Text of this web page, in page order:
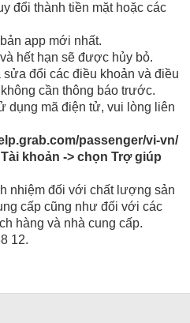
đổi thành tiền mặt hoặc các
app mới nhất.
hết hạn sẽ được hủy bỏ.
sửa đổi các điều khoản và điều
cần thông báo trước.
dụng mã điện tử, vui lòng liên
passenger/vi-vn/
khoản -> chọn Trợ giúp
nhiệm đối với chất lượng sản
cấp cũng như đối với các
hàng và nhà cung cấp.
12.